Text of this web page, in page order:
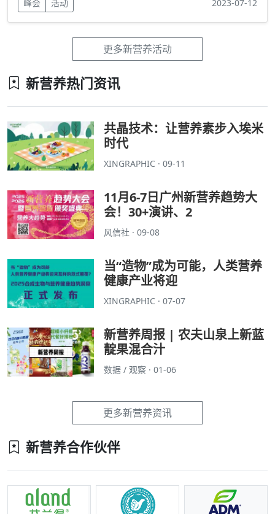
峰会 活动 2023-07-12
更多新营养活动
新营养热门资讯
共晶技术：让营养素步入埃米
时代
XINGRAPHIC · 09-11
11月6-7日广州新营养趋势大
会！30+演讲、2
风信社 · 09-08
当“造物”成为可能，人类营养
健康产业将迎
XINGRAPHIC · 07-07
新营养周报 | 农夫山泉上新蓝
靛果混合汁
数据 / 观察 · 01-06
更多新营养资讯
新营养合作伙伴